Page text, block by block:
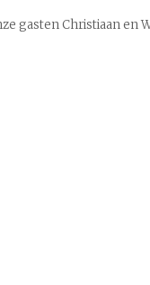
gasten Christiaan en